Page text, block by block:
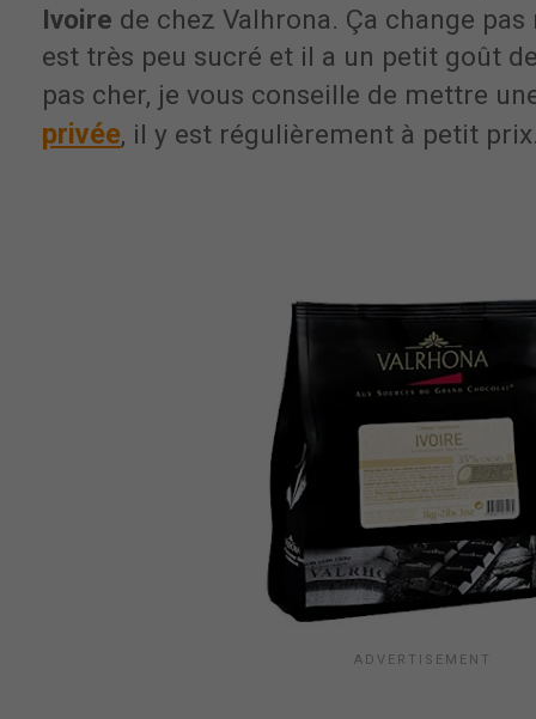
Ivoire de chez Valhrona. Ça change
est très peu sucré et il a un petit goût
pas cher, je vous conseille de mettre
privée, il y est régulièrement à petit